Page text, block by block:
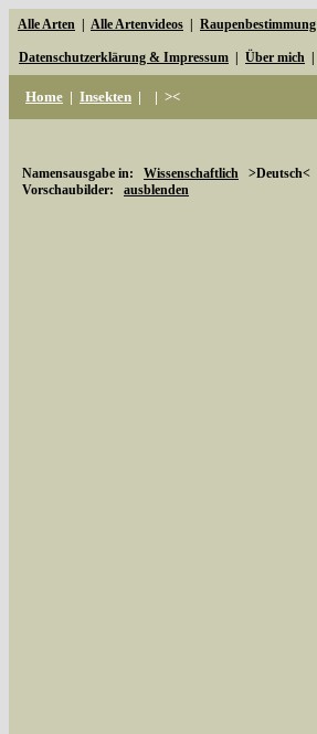
Alle Arten Alle Artenvideos Raupenbestimmung
Datenschutzerklärung & Impressum Über mich
Home | Insekten | | ><
Namensausgabe in: Wissenschaftlich >Deutsch<
Vorschaubilder: ausblenden